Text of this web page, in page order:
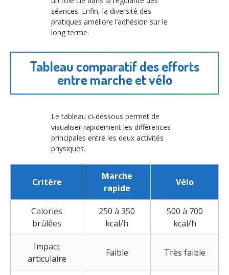
séances. Enfin, la diversité des
pratiques améliore l’adhésion sur le
long terme.
Tableau comparatif des efforts
entre marche et vélo
Le tableau ci-dessous permet de
visualiser rapidement les différences
principales entre les deux activités
physiques.
Critère
Marche
rapide
Vélo
Calories
brûlées
250 à 350
kcal/h
500 à 700
kcal/h
Impact
articulaire
Faible Très faible